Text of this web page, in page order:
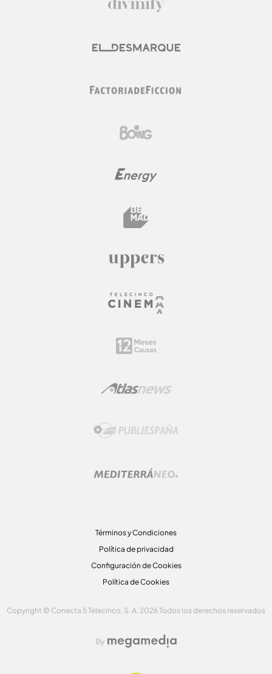
Términos y Condiciones
Política de privacidad
Configuración de Cookies
Política de Cookies
Copyright © Conecta 5 Telecinco, S. A. 2026 Todos los derechos reservados
By